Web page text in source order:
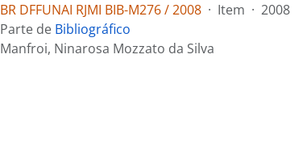
BR DFFUNAI RJMI BIB-M276 / 2008 · Item · 2008
Parte de Bibliográfico
Manfroi, Ninarosa Mozzato da Silva